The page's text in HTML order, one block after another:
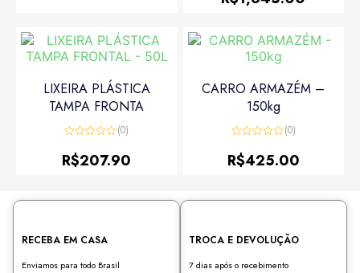
LIXEIRA PLÁSTICA
TAMPA FRONTA
0
de
(0)
R$207.90
CARRO ARMAZÉM –
150kg
0
de
(0)
R$425.00
RECEBA EM CASA
Enviamos para todo Brasil
TROCA E DEVOLUÇÃO
7 dias após o recebimento